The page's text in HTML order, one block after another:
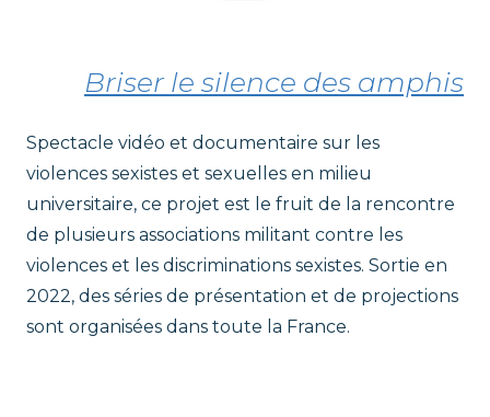
Briser le silence des amphis
Spectacle vidéo et documentaire sur les
violences sexistes et sexuelles en milieu
universitaire, ce projet est le fruit de la rencontre
de plusieurs associations militant contre les
violences et les discriminations sexistes. Sortie en
2022, des séries de présentation et de projections
sont organisées dans toute la France.